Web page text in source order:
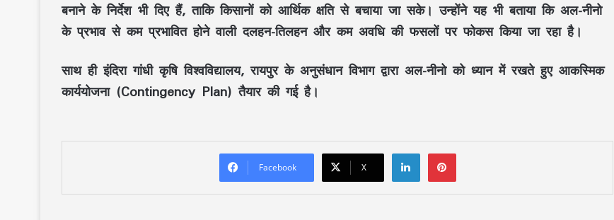
बनाने के निर्देश भी दिए हैं, ताकि किसानों को आर्थिक क्षतिसे बचाया जा सके। उन्होंने यह भी बताया किअल-नीनो
के प्रभाव से कम प्रभावित होने वाली दलहन-तिलहन और कम अवधि की फसलोंपर फोकस किया जा रहा है।
साथ हीइंदिरा गांधी कृषि विश्वविद्यालय, रायपुरकेअनुसंधान विभागद्वारा अल-नीनोको ध्यान में रखते हुए आकस्मिक
कार्ययोजना (Contingency Plan) तैयार की गई है।
Facebook X
LinkedInPinterest
हुनर, मुख्यमंत्री साय ने जमकर सराहा
प्रेमी : वीडियो कॉल के फोटो-वीडियो इंस्टाग्राम पर
किए वायरल, गिरफ्तार
बड़े Youth Conclave में होंगे शामिल, जानें
पूरा शेड्यूल…
आज का राशिफल: कन्या-कुंभ वालों के खुलेंगे
तरक्की के रास्ते, मिथुन-धनु को मेहनत का फल,